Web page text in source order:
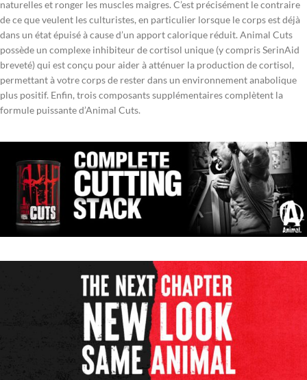
naturelles et ronger les muscles maigres. C’est précisément le contraire
de ce que veulent les culturistes, en particulier lorsque le corps est déjà
dans un état épuisé à cause d’un apport calorique réduit. Animal Cuts
possède un complexe inhibiteur de cortisol unique (y compris SerinAid
breveté) qui est conçu pour aider à atténuer la production de cortisol,
permettant à votre corps de rester dans un environnement anabolique
plus positif. Enfin, trois composants supplémentaires complètent la
formule puissante d’Animal Cuts.